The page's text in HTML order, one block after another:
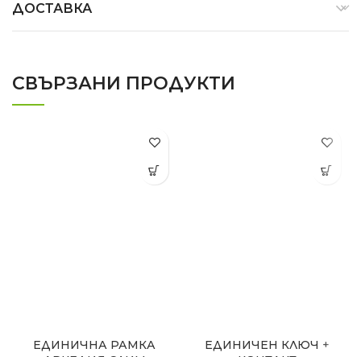
ДОСТАВКА
СВЪРЗАНИ ПРОДУКТИ
ЕДИНИЧНА РАМКА
ЕДИНИЧЕН КЛЮЧ +